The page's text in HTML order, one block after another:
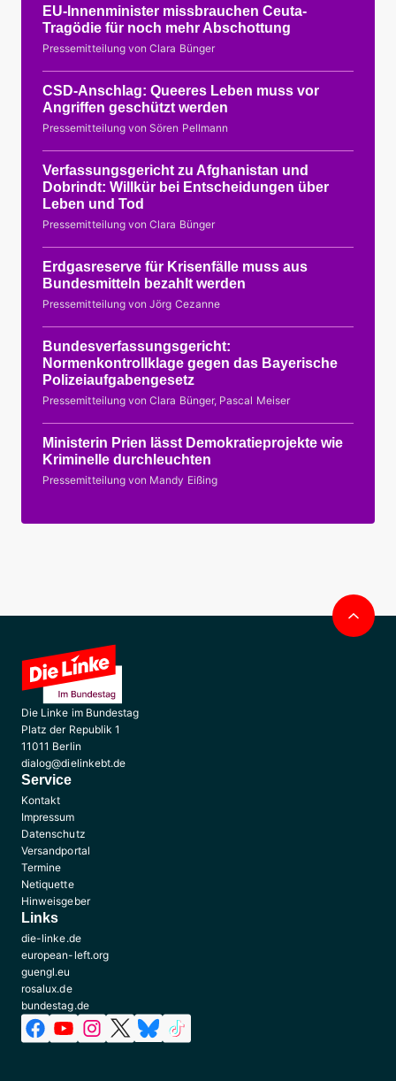
EU-Innenminister missbrauchen Ceuta-
Tragödie für noch mehr Abschottung
Pressemitteilung von Clara Bünger
CSD-Anschlag: Queeres Leben muss vor
Angriffen geschützt werden
Pressemitteilung von Sören Pellmann
Verfassungsgericht zu Afghanistan und
Dobrindt: Willkür bei Entscheidungen über
Leben und Tod
Pressemitteilung von Clara Bünger
Erdgasreserve für Krisenfälle muss aus
Bundesmitteln bezahlt werden
Pressemitteilung von Jörg Cezanne
Bundesverfassungsgericht:
Normenkontrollklage gegen das Bayerische
Polizeiaufgabengesetz
Pressemitteilung von Clara Bünger, Pascal Meiser
Ministerin Prien lässt Demokratieprojekte wie
Kriminelle durchleuchten
Pressemitteilung von Mandy Eißing
Die Linke im Bundestag
Platz der Republik 1
11011 Berlin
dialog@dielinkebt.de
Service
Kontakt
Impressum
Datenschutz
Versandportal
Termine
Netiquette
Hinweisgeber
Links
die-linke.de
european-left.org
guengl.eu
rosalux.de
bundestag.de